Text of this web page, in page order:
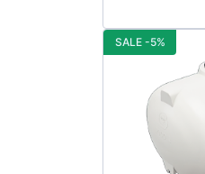
SALE -5%